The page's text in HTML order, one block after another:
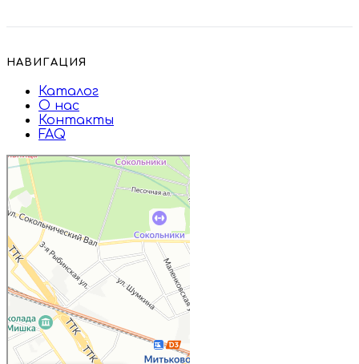
НАВИГАЦИЯ
Каталог
О нас
Контакты
FAQ
Дружба
Пищевые ингредиенты и специи в
Москве
Магазин подарков и сувениров в
Москве